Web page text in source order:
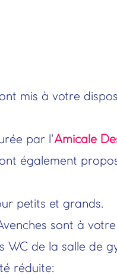
mis à votre
par l'Amicale
également
petits et grands.
sont à
WC de la salle de
réduite: